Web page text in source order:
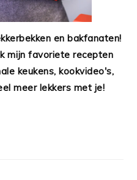
en bakfanaten!
mijn favoriete recepten
keukens, kookvideo's,
meer lekkers met je!